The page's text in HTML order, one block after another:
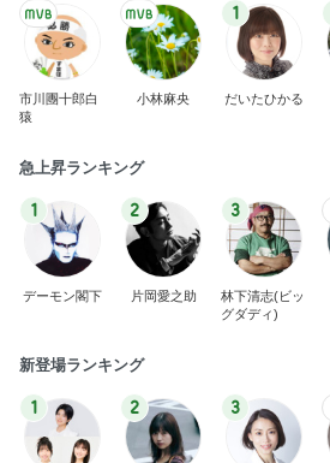
市川團十郎白
猿
小林麻央
1
だいたひかる
急上昇ランキング
1
デーモン閣下
2
片岡愛之助
3
林下清志(ビッ
グダディ)
新登場ランキング
1 2 3